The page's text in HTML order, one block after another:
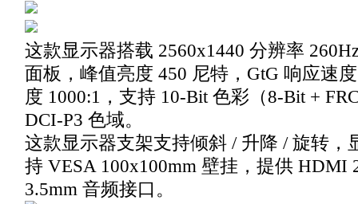
这款显示器搭载 2560x1440 分辨率
面板，峰值亮度 450 尼特，GtG 响应速
度 1000:1，支持 10-Bit 色彩（8-Bit +
DCI-P3 色域。
这款显示器支架支持倾斜 / 升降 / 旋转，
持 VESA 100x100mm 壁挂，提供 HDMI
3.5mm 音频接口。